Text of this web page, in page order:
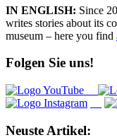
IN ENGLISH: Since
writes stories about its
museum – here you find
Folgen Sie uns!
Neuste Artikel: